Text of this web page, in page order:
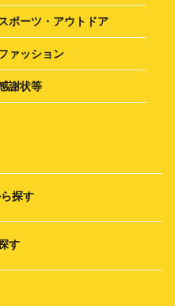
スポーツ・アウトドア
ァッション
謝状等
探す
す